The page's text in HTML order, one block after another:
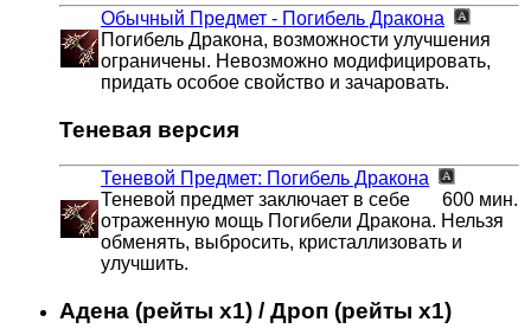
Обычный Предмет - Погибель Дракона
Погибель Дракона, возможности улучшения
ограничены. Невозможно модифицировать,
придать особое свойство и зачаровать.
Теневая версия
Теневой Предмет: Погибель Дракона
600 мин.
Теневой предмет заключает в себе
отраженную мощь Погибели Дракона. Нельзя
обменять, выбросить, кристаллизовать и
улучшить.
Адена (рейты x1) / Дроп (рейты x1)